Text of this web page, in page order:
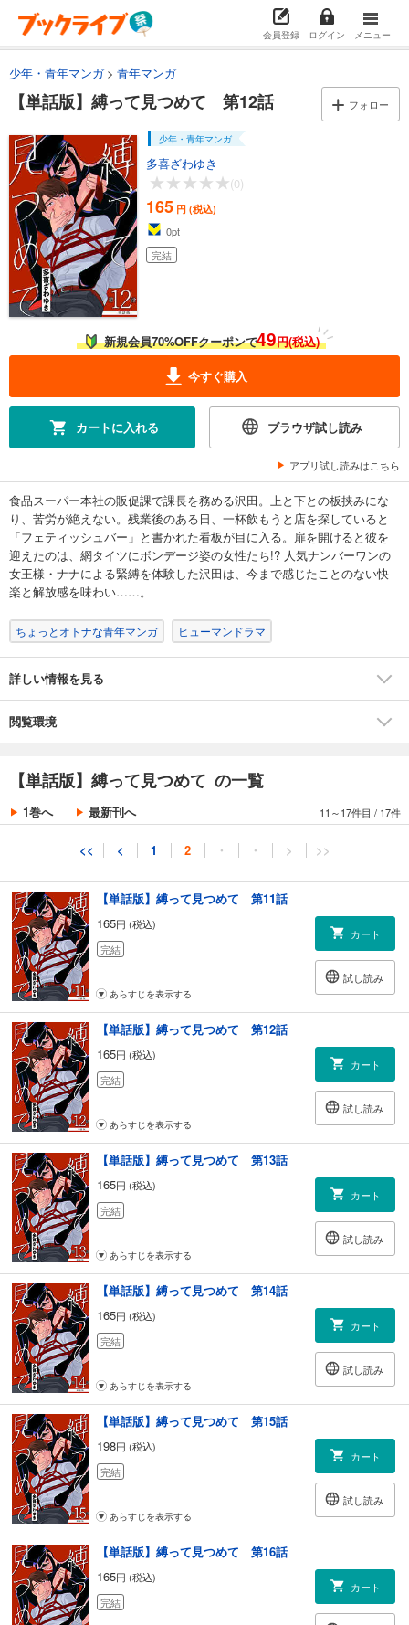
会員登録 ログイン メニュー
少年・青年マンガ 青年マンガ
【単話版】縛って見つめて 第12話 フォロー
少年・青年マンガ
多喜ざわゆき
-
(0)
165 円 (税込)
0pt
完結
新規会員70%OFFクーポンで49円(税込)
今すぐ購入
カートに入れる ブラウザ試し読み
アプリ試し読みはこちら
食品スーパー本社の販促課で課長を務める沢田。上と下との板挟みにな
り、苦労が絶えない。残業後のある日、一杯飲もうと店を探していると
「フェティッシュバー」と書かれた看板が目に入る。扉を開けると彼を
迎えたのは、網タイツにボンデージ姿の女性たち!? 人気ナンバーワンの
女王様・ナナによる緊縛を体験した沢田は、今まで感じたことのない快
楽と解放感を味わい……。
ちょっとオトナな青年マンガ ヒューマンドラマ
詳しい情報を見る
閲覧環境
【単話版】縛って見つめて の一覧
1巻へ 最新刊へ 11～17件目 / 17件
<< < 1 2 ・ ・ > >>
円 (税込)
完結
カート
あらすじを表示する
【単話版】縛って見つめて 第5話
165円 (税込)
完結
あらすじを表示する
【単話版】縛って見つめて 第6話
165円 (税込)
完結
あらすじを表示する
【単話版】縛って見つめて 第7話
165円 (税込)
完結
カート
【単話版】縛って見つめて 第8話
165円 (税込)
完結
カート
試し読み
あらすじを表示する
【単話版】縛って見つめて 第9話
165円 (税込)
完結
カート
試し読み
【単話版】縛って見つめて 第10話
165円 (税込)
完結
【単話版】縛って見つめて 第11話
165円 (税込)
完結
カート
試し読み
あらすじを表示する
【単話版】縛って見つめて 第12話
165円 (税込)
完結
カート
試し読み
あらすじを表示する
【単話版】縛って見つめて 第13話
165円 (税込)
完結
カート
試し読み
あらすじを表示する
【単話版】縛って見つめて 第14話
165円 (税込)
完結
カート
試し読み
あらすじを表示する
【単話版】縛って見つめて 第15話
198円 (税込)
完結
カート
試し読み
あらすじを表示する
【単話版】縛って見つめて 第16話
165円 (税込)
完結
カート